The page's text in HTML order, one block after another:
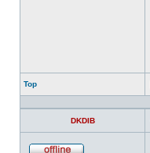
Top
DKDIB